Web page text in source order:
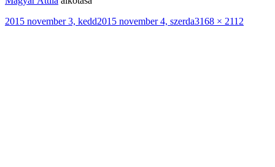
Közzétéve
2015 november 3, kedd2015 november 4, szerdaTeljes
3168 × 2112